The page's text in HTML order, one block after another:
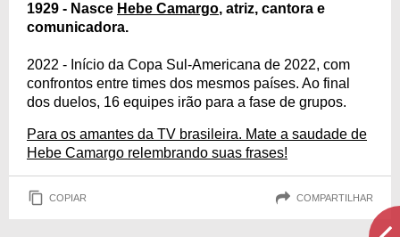
1929 - Nasce Hebe Camargo, atriz, cantora e
comunicadora.
2022 - Início da Copa Sul-Americana de 2022, com
confrontos entre times dos mesmos países. Ao final
dos duelos, 16 equipes irão para a fase de grupos.
Para os amantes da TV brasileira. Mate a saudade de
Hebe Camargo relembrando suas frases!
COPIAR COMPARTILHAR